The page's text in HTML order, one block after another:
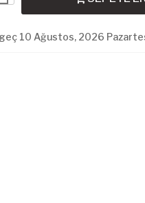
10 Ağustos, 2026